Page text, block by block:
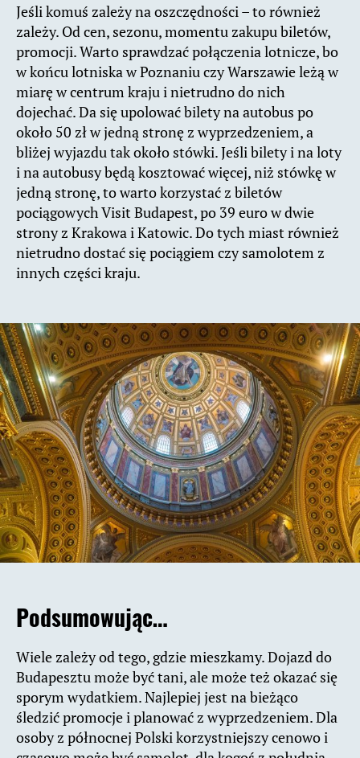
Jeśli komuś zależy na oszczędności – to również
zależy. Od cen, sezonu, momentu zakupu biletów,
promocji. Warto sprawdzać połączenia lotnicze, bo
w końcu lotniska w Poznaniu czy Warszawie leżą w
miarę w centrum kraju i nietrudno do nich
dojechać. Da się upolować bilety na autobus po
około 50 zł w jedną stronę z wyprzedzeniem, a
bliżej wyjazdu tak około stówki. Jeśli bilety i na loty
i na autobusy będą kosztować więcej, niż stówkę w
jedną stronę, to warto korzystać z biletów
pociągowych Visit Budapest, po 39 euro w dwie
strony z Krakowa i Katowic. Do tych miast również
nietrudno dostać się pociągiem czy samolotem z
innych części kraju.
Podsumowując…
Wiele zależy od tego, gdzie mieszkamy. Dojazd do
Budapesztu może być tani, ale może też okazać się
sporym wydatkiem. Najlepiej jest na bieżąco
śledzić promocje i planować z wyprzedzeniem. Dla
osoby z północnej Polski korzystniejszy cenowo i